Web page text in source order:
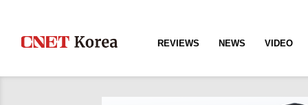
REVIEWS NEWS VIDEO